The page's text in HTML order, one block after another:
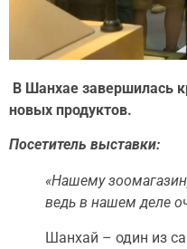
В Шанхае завершилась
новых продуктов.
Посетитель выставки:
«Нашему
ведь в нашем деле
Шанхай – один из